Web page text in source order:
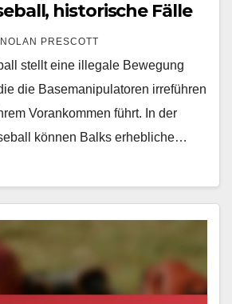
historische Fälle
NOLAN PRESCOTT
stellt eine illegale Bewegung
die Basemanipulatoren irreführen
Vorankommen führt. In der
können Balks erhebliche…